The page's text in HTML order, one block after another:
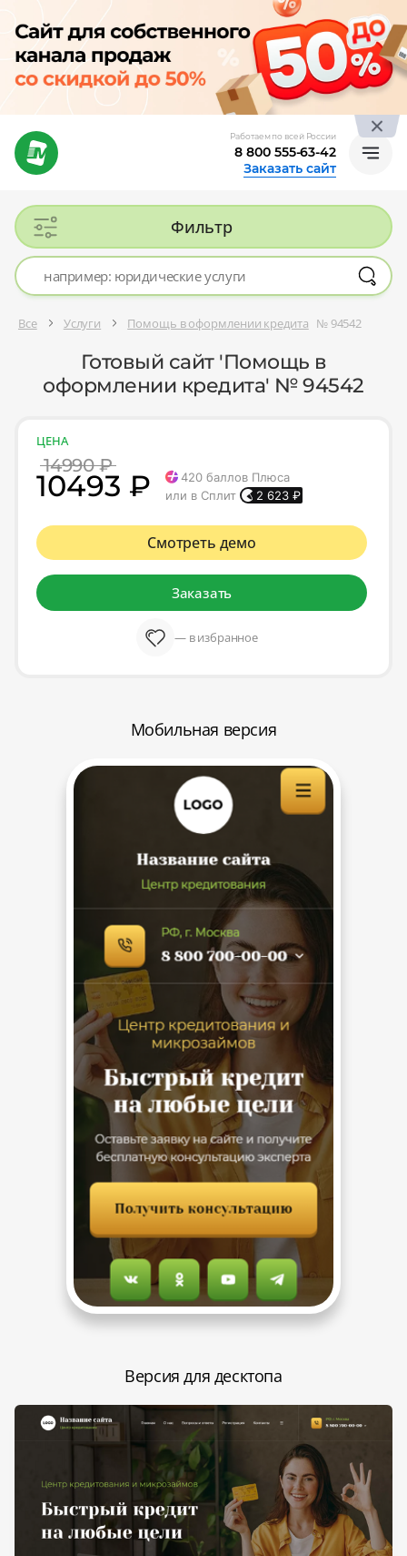
Работаем по всей России
8 800 555-63-42
Заказать сайт
Фильтр
Все Услуги Помощь в оформлении кредита № 94542
Готовый сайт 'Помощь в
оформлении кредита' № 94542
ЦЕНА
14990 ₽
10493 ₽ 420 баллов Плюса
или в Сплит
2 623 ₽
Смотреть демо
Заказать
— в избранное
Версия для десктопа
Мобильная версия